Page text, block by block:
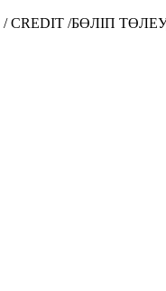
/ CREDIT /БӨЛІП